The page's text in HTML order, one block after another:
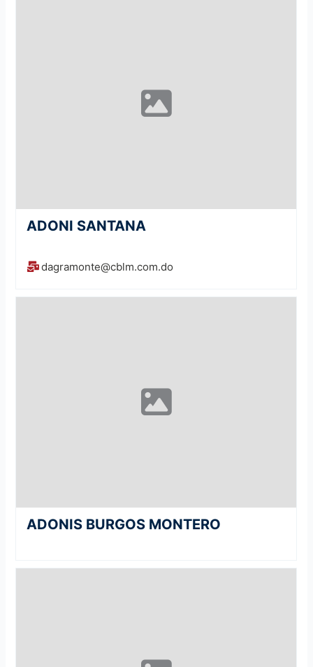
ADONI SANTANA
dagramonte@cblm.com.do
ADONIS BURGOS MONTERO